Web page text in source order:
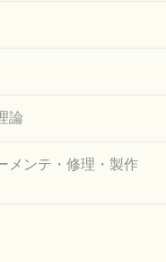
論
メンテ・修理・製作